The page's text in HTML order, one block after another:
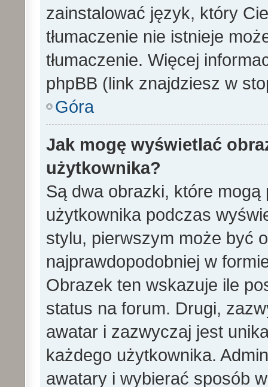
zainstalować język, który
tłumaczenie nie istnieje
tłumaczenie. Więcej
phpBB (link znajdziesz w
Góra
Jak mogę wyświetlać
użytkownika?
Są dwa obrazki, które
użytkownika podczas
stylu, pierwszym może być
najprawdopodobniej w
Obrazek ten wskazuje ile
status na forum. Drugi,
awatar i zazwyczaj jest
każdego użytkownika.
awatary i wybierać sposób